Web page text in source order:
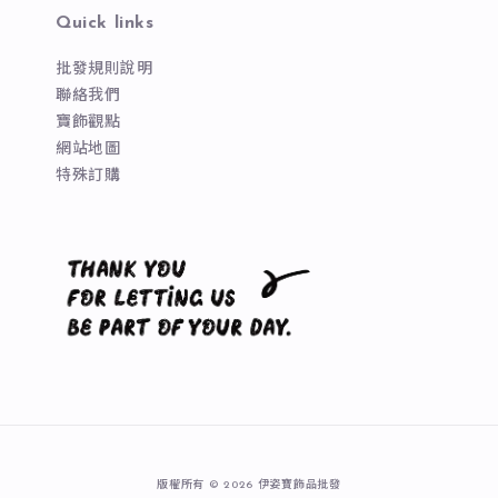
Quick links
批發規則說明
聯絡我們
寶飾觀點
網站地圖
特殊訂購
版權所有 © 2026 伊姿寶飾品批發